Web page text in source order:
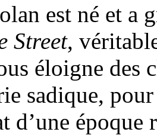
est né et a
Street,
éloigne des
sadique,
d’une époque